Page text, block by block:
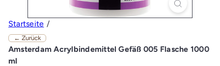
Startseite
← Zurück
Amsterdam Acrylbindemittel Gefäß 005 Flasche 1000
ml